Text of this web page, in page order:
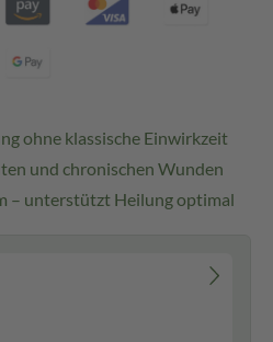
ohne klassische Einwirkzeit
und chronischen Wunden
– unterstützt Heilung optimal